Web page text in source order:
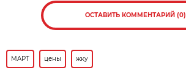
ОСТАВИТЬ КОММЕНТАРИЙ (0)
МАРТ цены жку